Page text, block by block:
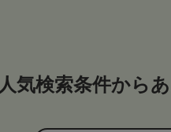
人気検索条件から